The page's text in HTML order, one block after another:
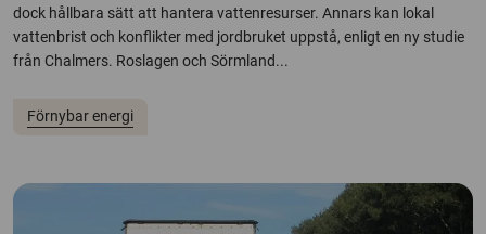
dock hållbara sätt att hantera vattenresurser. Annars kan lokal
vattenbrist och konflikter med jordbruket uppstå, enligt en ny studie
från Chalmers. Roslagen och Sörmland...
Förnybar energi